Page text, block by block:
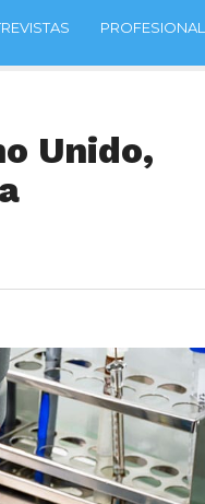
Unido,